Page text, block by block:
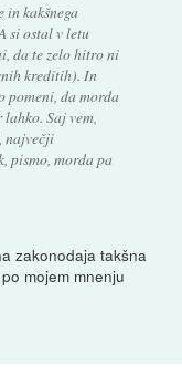
in kakšnega
si ostal v letu
da te zelo hitro ni
kreditih). In
pomeni, da morda
Saj vem,
največji
pismo, morda pa
zakonodaja takšna
mojem mnenju